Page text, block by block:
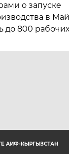
о запуске
в
до 800
АИФ-КЫРГЫЗСТАН